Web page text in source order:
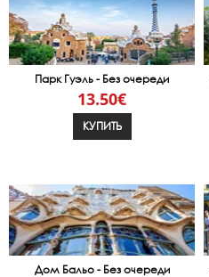
Парк Гуэль - Без очереди
13.50€
КУПИТЬ
Дом Бальо - Без очереди